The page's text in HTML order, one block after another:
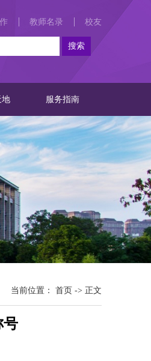
教师名录 校友
地 服务指南
当前位置： 首页 -> 正文
号